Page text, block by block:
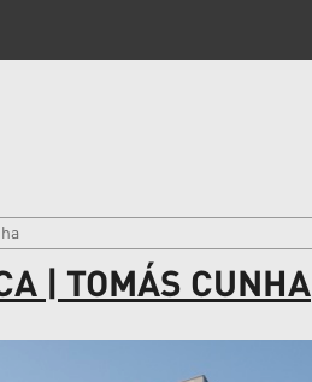
| TOMÁS CUNHA